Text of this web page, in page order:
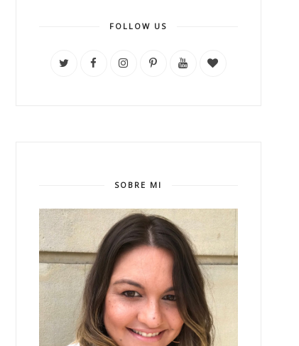
FOLLOW US
SOBRE MI